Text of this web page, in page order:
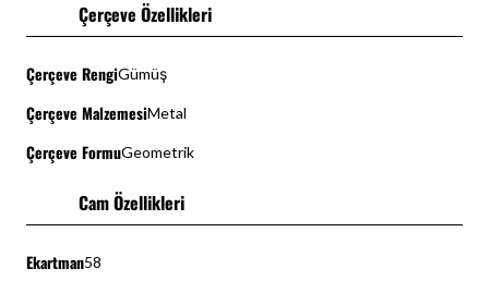
Çerçeve Özellikleri
Çerçeve RengiGümüş
Çerçeve MalzemesiMetal
Çerçeve FormuGeometrik
Cam Özellikleri
Ekartman58